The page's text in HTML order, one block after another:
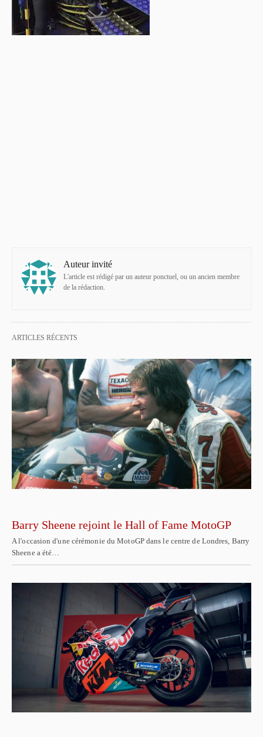
Auteur invité
L'article est rédigé par un auteur ponctuel, ou un ancien membre
de la rédaction.
ARTICLES RÉCENTS
Barry Sheene rejoint le Hall of Fame MotoGP
A l'occasion d'une cérémonie du MotoGP dans le centre de Londres, Barry
Sheene a été…